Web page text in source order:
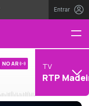
Entrar
NO AR TV
RTP